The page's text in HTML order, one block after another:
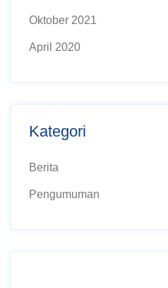
Oktober 2021
April 2020
Kategori
Berita
Pengumuman